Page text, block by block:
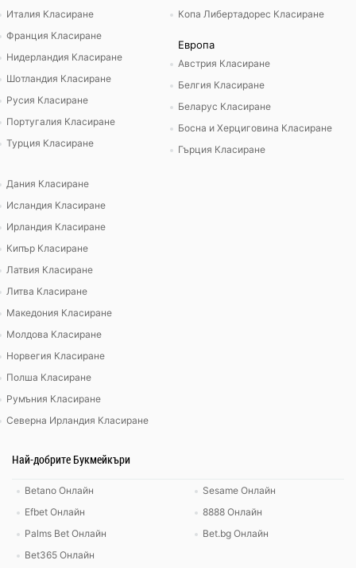
Италия Класиране
Франция Класиране
Нидерландия Класиране
Шотландия Класиране
Русия Класиране
Португалия Класиране
Турция Класиране
Копа Либертадорес Класиране
Европа
Австрия Класиране
Белгия Класиране
Беларус Класиране
Босна и Херциговина Класиране
Гърция Класиране
Дания Класиране
Исландия Класиране
Ирландия Класиране
Кипър Класиране
Латвия Класиране
Литва Класиране
Македония Класиране
Молдова Класиране
Норвегия Класиране
Полша Класиране
Румъния Класиране
Северна Ирландия Класиране
Най-добрите Букмейкъри
Betano Онлайн
Efbet Онлайн
Palms Bet Онлайн
Bet365 Онлайн
Sesame Онлайн
8888 Онлайн
Bet.bg Онлайн